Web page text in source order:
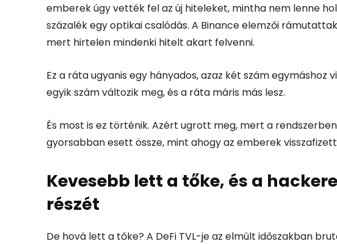
emberek úgy vették fel az új hiteleket, mintha nem lenne
százalék egy optikai csalódás. A Binance elemzői
mert hirtelen mindenki hitelt akart felvenni.
Ez a ráta ugyanis egy hányados, azaz két szám
egyik szám változik meg, és a ráta máris más lesz.
És most is ez történik. Azért ugrott meg, mert a
gyorsabban esett össze, mint ahogy az emberek
Kevesebb lett a tőke, és a
részét
De hová lett a tőke? A DeFi TVL-je az elmúlt időszakban